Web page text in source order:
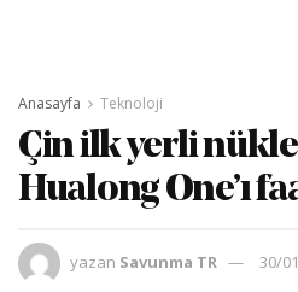
Anasayfa Teknoloji
Çin ilk yerli
Hualong One’ı
yazan Savunma TR
30/